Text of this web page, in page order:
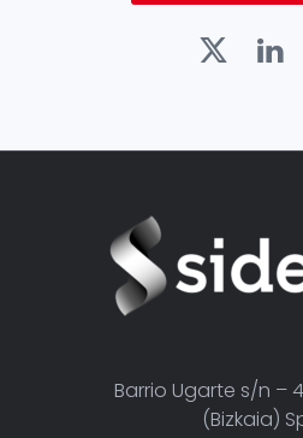
Barrio Ugarte s/n –
(Bizkaia)